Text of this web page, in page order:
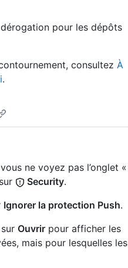
pour les dépôts
consultez À
.
ne voyez pas l’onglet «
Security.
Ignorer la protection Push.
Ouvrir pour afficher les
mais pour lesquelles les